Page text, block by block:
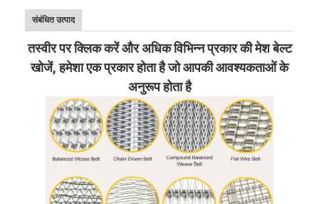
संबंधित उत्पाद
तस्वीर पर क्लिक करें और अधिक विभिन्न प्रकार की मेश बेल्ट
खोजें, हमेशा एक प्रकार होता है जो आपकी आवश्यकताओं के
अनुरूप होता है